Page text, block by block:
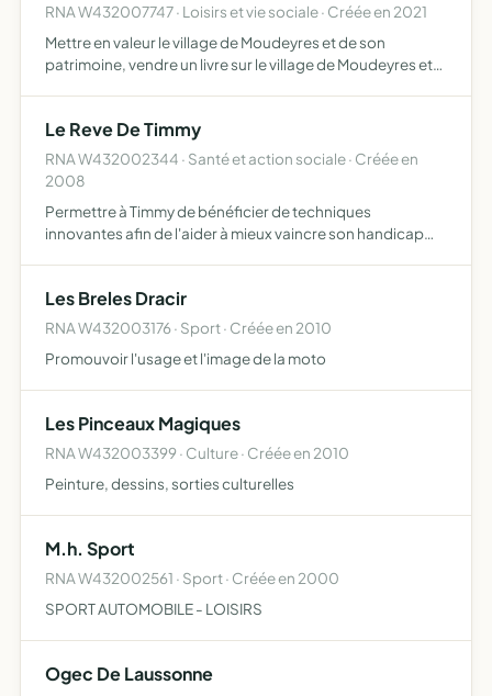
RNA W432007747 · Loisirs et vie sociale · Créée en 2021
Mettre en valeur le village de Moudeyres et de son
patrimoine, vendre un livre sur le village de Moudeyres et
Le Reve De Timmy
RNA W432002344 · Santé et action sociale · Créée en
2008
Permettre à Timmy de bénéficier de techniques
innovantes afin de l'aider à mieux vaincre son handicap
confrontés au hand…
Les Breles Dracir
RNA W432003176 · Sport · Créée en 2010
Promouvoir l'usage et l'image de la moto
Les Pinceaux Magiques
RNA W432003399 · Culture · Créée en 2010
Peinture, dessins, sorties culturelles
M.h. Sport
RNA W432002561 · Sport · Créée en 2000
SPORT AUTOMOBILE - LOISIRS
Ogec De Laussonne